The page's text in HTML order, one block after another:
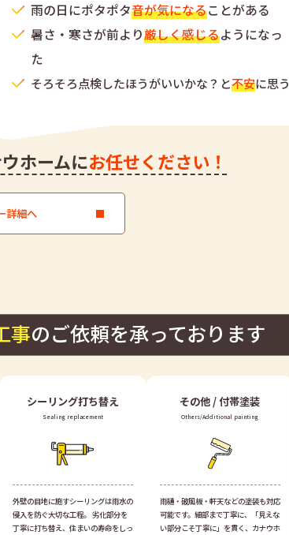
雨の日にポタポタ音が気になることがある
暑さ・寒さが前より厳しく感じるようになっ
た
そろそろ点検したほうがいいかな？と不安に思う
ホームにお任せください！
詳細へ
事のご依頼を承っております
シーリング打ち替え
Sealing replacement
外壁の目地に施すシーリングは雨水の
侵入を防ぐ大切な工程。 劣化部分を
丁寧に打ち替え、住まいの寿命をしっ
その他 /付帯塗装
Others/Additional painting
雨樋・破風板・軒天などの塗装も対応
可能です。細部まで丁寧に、「見えな
い部分こそ丁寧に」を貫く、カナウホ